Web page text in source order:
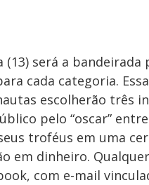
será a bandeirada
cada categoria.
escolherão três
pelo “oscar”
troféus em uma
em dinheiro.
com e-mail